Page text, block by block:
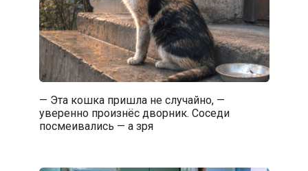
— Эта кошка пришла не случайно, —
уверенно произнёс дворник. Соседи
посмеивались — а зря